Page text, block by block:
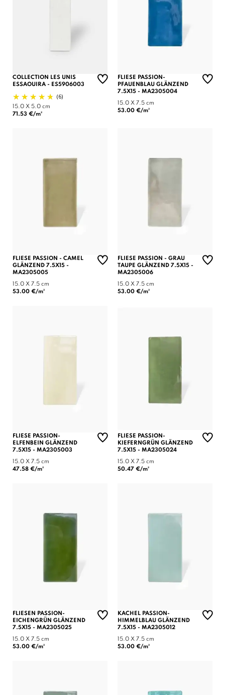
COLLECTION LES UNIS
ESSAOUIRA - ES5906003
(6)
15.0 X 5.0 cm
71.53 €/m²
FLIESE PASSION-
PFAUENBLAU GLÄNZEND
7.5X15 - MA2305004
15.0 X 7.5 cm
53.00 €/m²
FLIESE PASSION - CAMEL
GLÄNZEND 7.5X15 -
MA2305005
15.0 X 7.5 cm
53.00 €/m²
FLIESE PASSION - GRAU
TAUPE GLÄNZEND 7.5X15 -
MA2305006
15.0 X 7.5 cm
53.00 €/m²
FLIESE PASSION-
ELFENBEIN GLÄNZEND
7.5X15 - MA2305003
15.0 X 7.5 cm
47.58 €/m²
FLIESE PASSION-
KIEFERNGRÜN GLÄNZEND
7.5X15 - MA2305024
15.0 X 7.5 cm
50.47 €/m²
FLIESEN PASSION-
EICHENGRÜN GLÄNZEND
7.5X15 - MA2305025
15.0 X 7.5 cm
53.00 €/m²
KACHEL PASSION-
HIMMELBLAU GLÄNZEND
7.5X15 - MA2305012
15.0 X 7.5 cm
53.00 €/m²